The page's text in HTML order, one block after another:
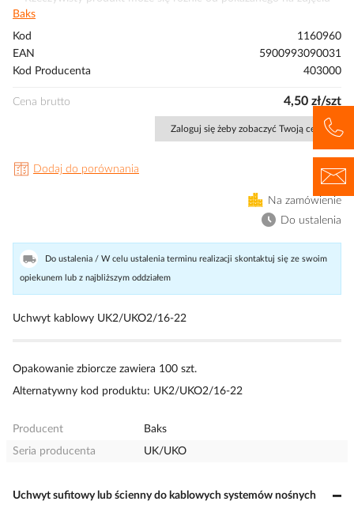
na
początek
Baks
Kod
1160960
EAN
5900993090031
Kod Producenta
403000
Cena brutto 4,50 zł/szt
Zaloguj się żeby zobaczyć Twoją cenę
Dodaj do porównania
Na zamówienie
Do ustalenia
Do ustalenia / W celu ustalenia terminu realizacji skontaktuj się ze swoim
opiekunem lub z najbliższym oddziałem
Uchwyt kablowy UK2/UKO2/16-22
Opakowanie zbiorcze zawiera 100 szt.
Alternatywny kod produktu: UK2/UKO2/16-22
Producent
Baks
Seria producenta
UK/UKO
Uchwyt sufitowy lub ścienny do kablowych systemów nośnych